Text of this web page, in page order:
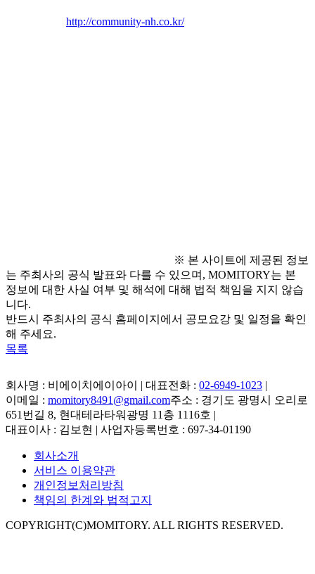
http://community-nh.co.kr/
※ 본 사이트에 제공된 정보
는 주최사의 공식 발표와 다를 수 있으며, MOMITORY는 본
정보에 대한 사실 여부 및 해석에 대해 법적 책임을 지지 않습
니다.
반드시 주최사의 공식 홈페이지에서 공모요강 및 일정을 확인
해 주세요.
목록
회사명 : 비에이치에이아이 | 대표전화 : 02-6949-1023 |
이메일 : momitory8491@gmail.com주소 : 경기도 광명시 오리로
651번길 8, 현대테라타워광명 11층 1116호 |
대표이사 : 김보현 | 사업자등록번호 : 697-34-01190
회사소개
서비스 이용약관
개인정보처리방침
책임의 한계와 법적고지
COPYRIGHT(C)MOMITORY. ALL RIGHTS RESERVED.